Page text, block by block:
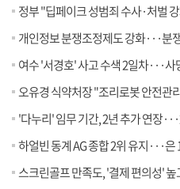
정부 "딥페이크 성범죄 수사·처벌
개인정보 분쟁조정제도 강화···분
여수 '서경호' 사고 수색 2일차···사
오유경 식약처장 "조리로봇 안전관
'다누리' 임무 기간, 2년 추가 연장
하얼빈 동계 AG 종합 2위 유지···은
스크린골프 만족도, '결제 편의성' 높고 '